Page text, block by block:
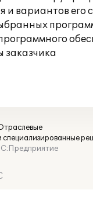
и вариантов его
заказчика
специализированные